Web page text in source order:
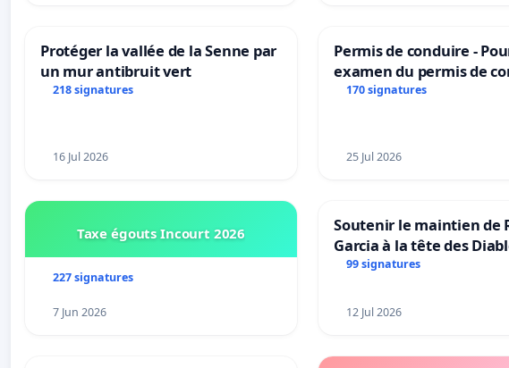
Protéger la vallée de la Senne par
un mur antibruit vert
218 signatures
16 Jul 2026
Permis de conduire -
examen du permis de
accessible dans
170 signatures
25 Jul 2026
Taxe égouts Incourt 2026
227 signatures
7 Jun 2026
Soutenir le maintien de
Garcia à la tête des
Rouges |Teken voor het
99 signatures
12 Jul 2026